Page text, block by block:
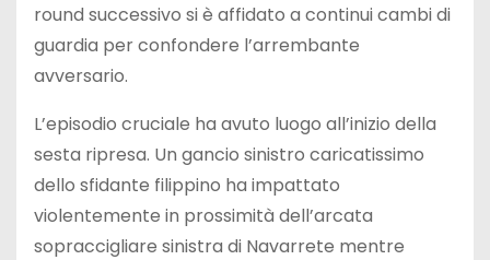
round successivo si è affidato a continui cambi di
guardia per confondere l’arrembante
avversario.
L’episodio cruciale ha avuto luogo all’inizio della
sesta ripresa. Un gancio sinistro caricatissimo
dello sfidante filippino ha impattato
violentemente in prossimità dell’arcata
sopraccigliare sinistra di Navarrete mentre